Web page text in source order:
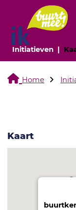
Initiatieven
Home
Kaart